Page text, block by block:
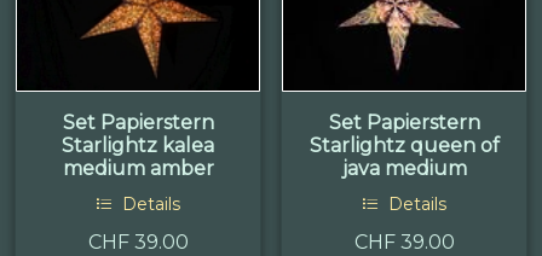
Set Papierstern
Starlightz kalea
medium amber
Details
CHF 39.00
Set Papierstern
Starlightz queen of
java medium
Details
CHF 39.00